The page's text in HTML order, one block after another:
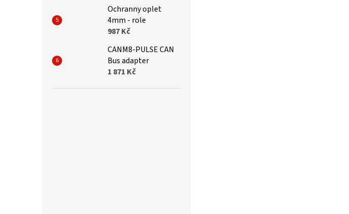
Ochranny oplet
4mm - role
987 Kč
CANM8-PULSE CAN
Bus adapter
1 871 Kč